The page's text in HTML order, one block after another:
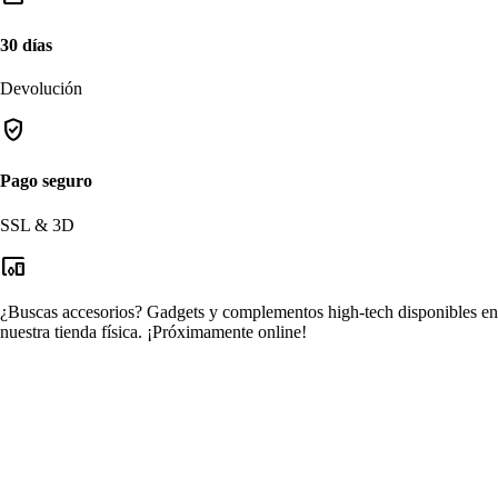
30 días
Devolución
verified_user
Pago seguro
SSL & 3D
devices_other
¿Buscas accesorios? Gadgets y complementos high-tech disponibles en
nuestra tienda física. ¡Próximamente online!